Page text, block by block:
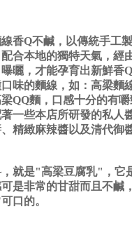
香Q不鹹，以傳統手工
合本地的獨特天氣，經
曬，才能孕育出新鮮香
味的麵線，如：高梁麵
QQ麵，口感十分的有
一些本店所研發的私人
精緻麻辣醬以及清代御
就是"高梁豆腐乳"，它
是非常的甘甜而且不鹹
口的。